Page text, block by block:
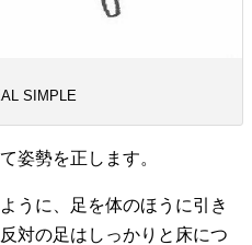
SIMPLE
姿勢を正します。
うに、足を体のほうに引き
対の足はしっかりと床につ